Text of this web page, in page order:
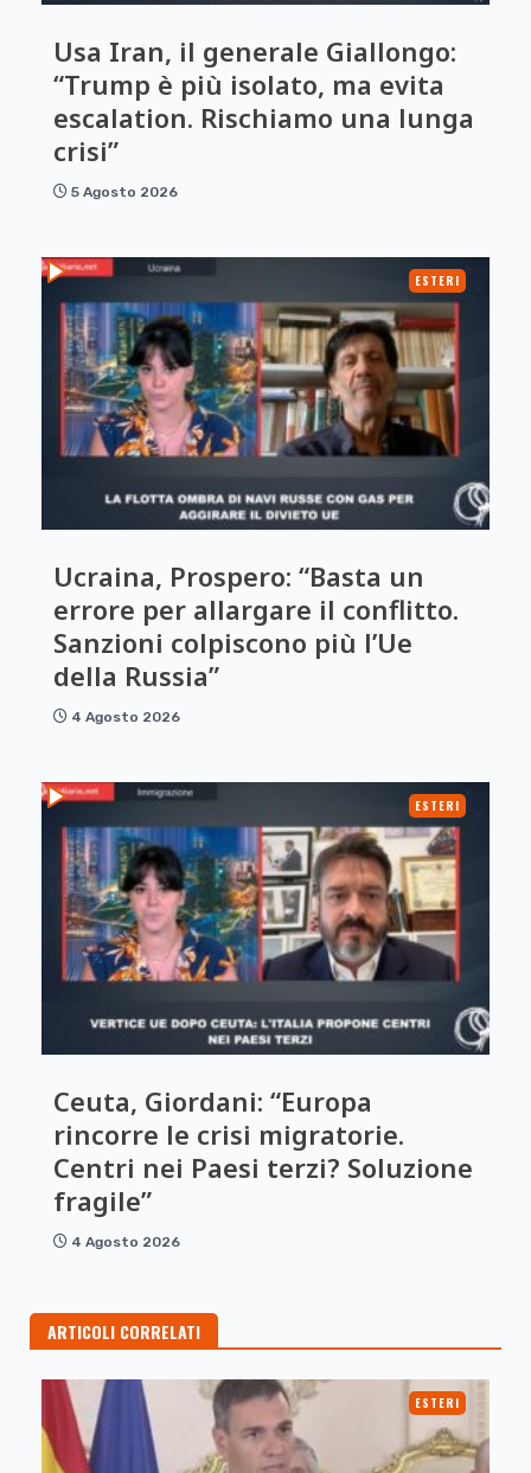
Usa Iran, il generale Giallongo:
“Trump è più isolato, ma evita
escalation. Rischiamo una lunga
crisi”
5 Agosto 2026
ESTERI
Ucraina, Prospero: “Basta un
errore per allargare il conflitto.
Sanzioni colpiscono più l’Ue
della Russia”
4 Agosto 2026
ESTERI
Ceuta, Giordani: “Europa
rincorre le crisi migratorie.
Centri nei Paesi terzi? Soluzione
fragile”
4 Agosto 2026
ARTICOLI CORRELATI
ESTERI